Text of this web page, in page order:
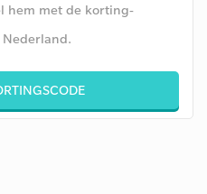
hem met de korting-